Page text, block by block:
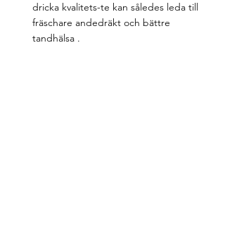
dricka kvalitets-te kan således leda till
fräschare andedräkt och bättre
tandhälsa .